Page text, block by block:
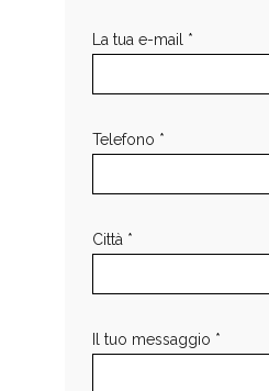
La tua e-mail *
Telefono *
Città *
Il tuo messaggio *